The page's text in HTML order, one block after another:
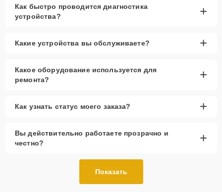
Как быстро проводится диагностика
устройства?
+
Какие устройства вы обслуживаете? +
Какое оборудование используется для
ремонта?
+
Как узнать статус моего заказа? +
Вы действительно работаете прозрачно и
честно?
+
Показать